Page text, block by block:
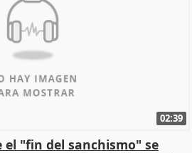
02:39
el "fin del sanchismo" se